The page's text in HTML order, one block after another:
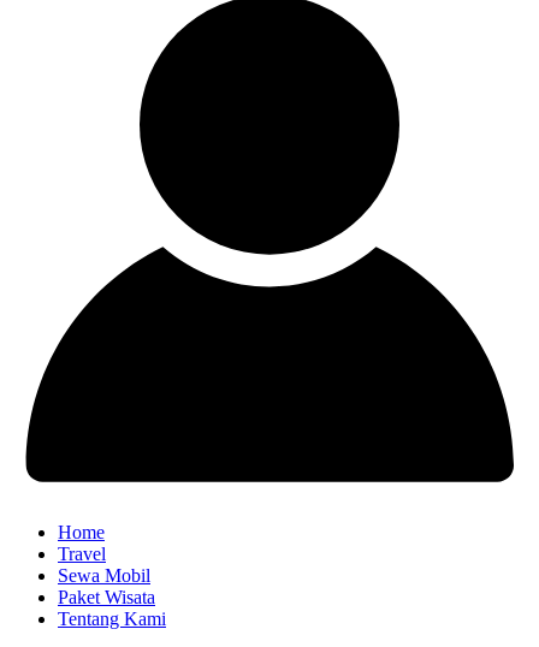
Home
Travel
Sewa Mobil
Paket Wisata
Tentang Kami